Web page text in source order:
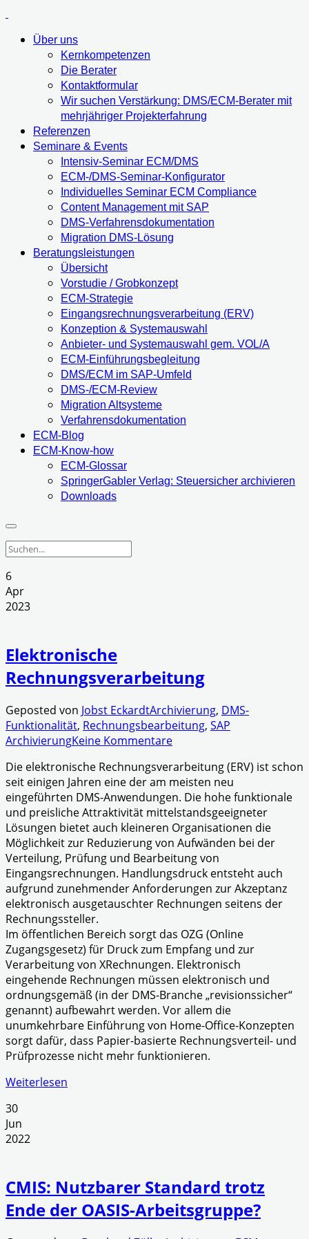
Über uns
Kernkompetenzen
Die Berater
Kontaktformular
Wir suchen Verstärkung: DMS/ECM-Berater mit
mehrjähriger Projekterfahrung
Referenzen
Seminare & Events
Intensiv-Seminar ECM/DMS
ECM-/DMS-Seminar-Konfigurator
Individuelles Seminar ECM Compliance
Content Management mit SAP
DMS-Verfahrensdokumentation
Migration DMS-Lösung
Beratungsleistungen
Übersicht
Vorstudie / Grobkonzept
ECM-Strategie
Eingangsrechnungsverarbeitung (ERV)
Konzeption & Systemauswahl
Anbieter- und Systemauswahl gem. VOL/A
ECM-Einführungsbegleitung
DMS/ECM im SAP-Umfeld
DMS-/ECM-Review
Migration Altsysteme
Verfahrensdokumentation
ECM-Blog
ECM-Know-how
ECM-Glossar
SpringerGabler Verlag: Steuersicher archivieren
Downloads
6
Apr
2023
Elektronische
Rechnungsverarbeitung
Geposted von Jobst EckardtArchivierung, DMS-
Funktionalität, Rechnungsbearbeitung, SAP
ArchivierungKeine Kommentare
Die elektronische Rechnungsverarbeitung (ERV) ist schon
seit einigen Jahren eine der am meisten neu
eingeführten DMS-Anwendungen. Die hohe funktionale
und preisliche Attraktivität mittelstandsgeeigneter
Lösungen bietet auch kleineren Organisationen die
Möglichkeit zur Reduzierung von Aufwänden bei der
Verteilung, Prüfung und Bearbeitung von
Eingangsrechnungen. Handlungsdruck entsteht auch
aufgrund zunehmender Anforderungen zur Akzeptanz
elektronisch ausgetauschter Rechnungen seitens der
Rechnungssteller.
Im öffentlichen Bereich sorgt das OZG (Online
Zugangsgesetz) für Druck zum Empfang und zur
Verarbeitung von XRechnungen. Elektronisch
eingehende Rechnungen müssen elektronisch und
ordnungsgemäß (in der DMS-Branche „revisionssicher“
genannt) aufbewahrt werden. Vor allem die
unumkehrbare Einführung von Home-Office-Konzepten
sorgt dafür, dass Papier-basierte Rechnungsverteil- und
Prüfprozesse nicht mehr funktionieren.
Weiterlesen
30
Jun
2022
CMIS: Nutzbarer Standard trotz
Ende der OASIS-Arbeitsgruppe?